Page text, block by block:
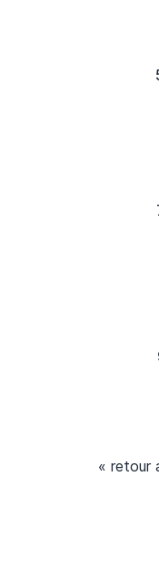
« retour